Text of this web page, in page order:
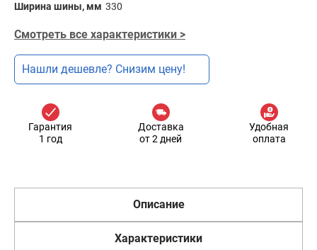
Ширина шины, мм 330
Смотреть все характеристики >
Нашли дешевле? Снизим цену!
Гарантия
1 год
Доставка
от 2 дней
Удобная
оплата
Описание
Характеристики